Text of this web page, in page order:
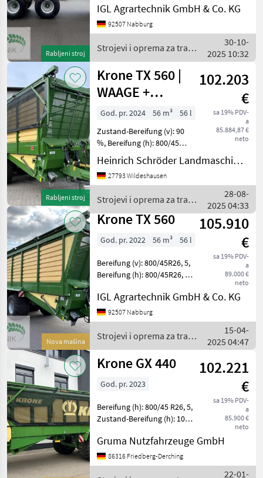
Rabljeni stroj
(K80), Druckluftbremse,
Plane, Weitwinkel-
Gelenkwelle ________
Hydraulisches Fahrwerk
IGL Agrartechnik GmbH & Co. KG
92507 Nabburg
Strojevi i oprema za travu
i baliranje / Krone
30-10-
2025 10:32
Rabljeni stroj
Krone TX 560 |
WAAGE +
LADERAUMABDECKUNG
102.203
€
sa 19% PDV-
a
85.884,87 €
neto
God. pr. 2024 56 m³
56 l
Zustand-Bereifung (v): 90
%, Bereifung (h): 800/45
R26, 5, Zustand-Bereifung
(h): 90 %, Geschwindigkeit:
40 km/h, Gesamtgewicht:
(1/2-K
Heinrich Schröder Landmaschinen KG Wildeshausen
27793 Wildeshausen
Strojevi i oprema za travu
i baliranje / Krone
28-08-
2025 04:33
Nova mašina
Krone TX 560
105.910
€
sa 19% PDV-
a
89.000 €
neto
God. pr. 2022 56 m³ 56 l
Bereifung (v): 800/45R26, 5,
Bereifung (h): 800/45R26, 5,
%, Kugelkopfkupplung
(K80), Druckluftbremse,
Rückwand automatisch,
Weitwinkel
IGL Agrartechnik GmbH & Co. KG
92507 Nabburg
Strojevi i oprema za travu
i baliranje / Krone
15-04-
2025 04:47
Krone GX 440
102.221
€
sa 19% PDV-
a
85.900 €
neto
God. pr. 2023
Bereifung (h): 800/45 R26, 5,
Zustand-Bereifung (h): 100
04.06.2024,
Kugelkopfkupplung (K80),
Druckluftbremse,
Gruma Nutzfahrzeuge GmbH
86316 Friedberg-Derching
22-01-